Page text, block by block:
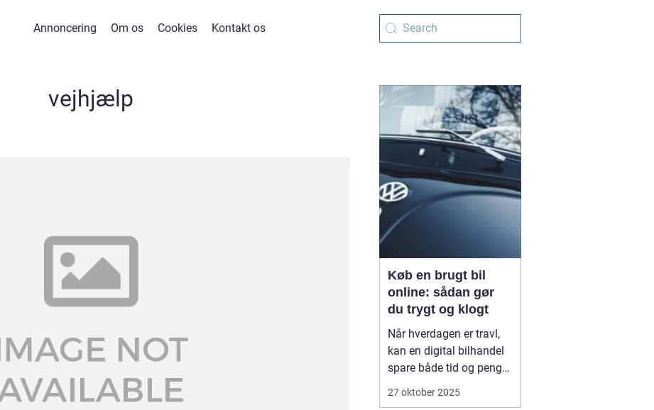
Annoncering Om os Cookies Kontakt os
vejhjælp
Køb en brugt bil
online: sådan gør
du trygt og klogt
Når hverdagen er travl,
kan en digital bilhandel
spare både tid og penge.
Mange danskere finder i
27 oktober 2025